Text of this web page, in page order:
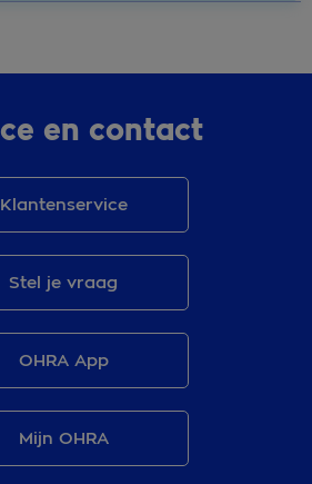
en contact
Klantenservice
Stel je vraag
OHRA App
Mijn OHRA